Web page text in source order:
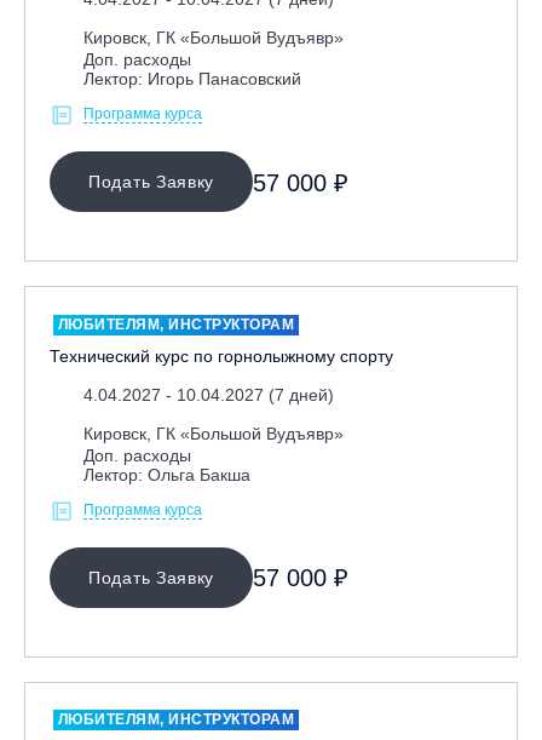
Кировск, ГК «Большой Вудъявр»
Доп. расходы
Лектор: Игорь Панасовский
Программа курса
Подать Заявку 57 000 ₽
ЛЮБИТЕЛЯМ, ИНСТРУКТОРАМ
Технический курс по горнолыжному спорту
4.04.2027 - 10.04.2027 (7 дней)
Кировск, ГК «Большой Вудъявр»
Доп. расходы
Лектор: Ольга Бакша
Программа курса
Подать Заявку 57 000 ₽
ЛЮБИТЕЛЯМ, ИНСТРУКТОРАМ